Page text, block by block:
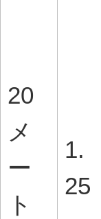
20
メ
ー
ト
1.
25